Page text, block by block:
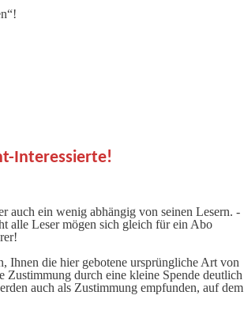
Interessierte!
auch ein wenig abhängig von seinen Lesern. -
alle Leser mögen sich gleich für ein Abo
Ihnen die hier gebotene ursprüngliche Art von
durch eine kleine Spende deutlich
auch als Zustimmung empfunden, auf dem